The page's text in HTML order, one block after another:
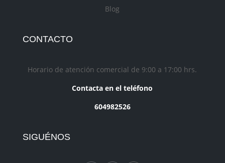
Blog
CONTACTO
Horario de atención comercial de 9:00 a 17:00 hrs.
Contacta en el teléfono
604982526
SIGUÉNOS